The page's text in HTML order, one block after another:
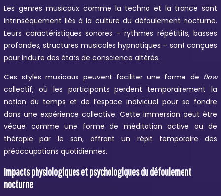
Les genres musicaux comme la techno et la trance sont
intrinsèquement liés à la culture du défoulement nocturne.
Leurs caractéristiques sonores – rythmes répétitifs, basses
profondes, structures musicales hypnotiques – sont conçues
pour induire des états de conscience altérés.
Ces styles musicaux peuvent faciliter une forme de flow
collectif, où les participants perdent temporairement la
notion du temps et de l’espace individuel pour se fondre
dans une expérience collective. Cette immersion peut être
vécue comme une forme de méditation active ou de
thérapie par le son, offrant un répit temporaire des
préoccupations quotidiennes.
Impacts physiologiques et psychologiques du défoulement
nocturne